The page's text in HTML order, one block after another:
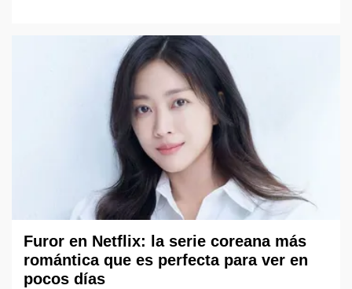
Furor en Netflix: la serie coreana más
romántica que es perfecta para ver en
pocos días